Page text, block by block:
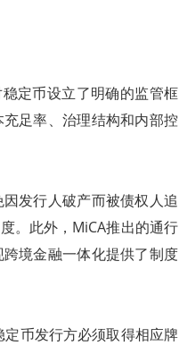
定币设立了明确的监管框
足率、治理结构和内部控
发行人破产而被债权人追
。此外，MiCA推出的通行
境金融一体化提供了制度
币发行方必须取得相应牌